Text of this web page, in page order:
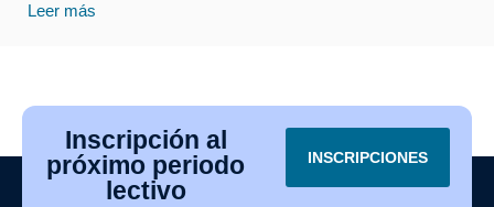
Leer más
Inscripción al
próximo periodo
lectivo
INSCRIPCIONES